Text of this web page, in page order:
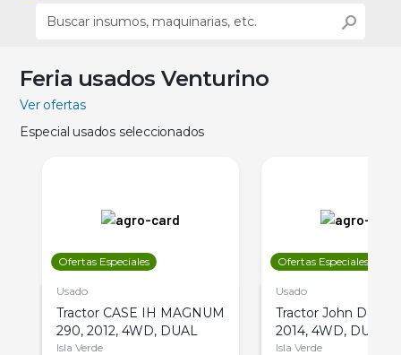
Feria usados Venturino
Ver ofertas
Especial usados seleccionados
Ofertas Especiales
Usado
Tractor CASE IH MAGNUM
290, 2012, 4WD, DUAL
Isla Verde
Ofertas Especiales
Usado
Tractor John Deere
2014, 4WD, DUAL
Isla Verde